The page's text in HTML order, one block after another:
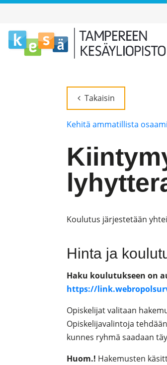
Takaisin
Kehitä ammatillista
Koulutus järjestetään
Hinta ja
Haku koulutukseen on
https://
Opiskelijat valitaan
Opiskelijavalintoja
kunnes ryhmä saadaan
Huom.! Hakemusten